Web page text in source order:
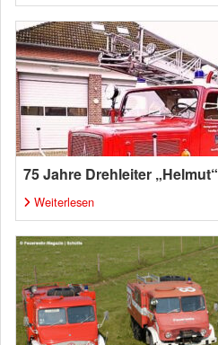
75 Jahre Drehleiter „Helmut“
Weiterlesen